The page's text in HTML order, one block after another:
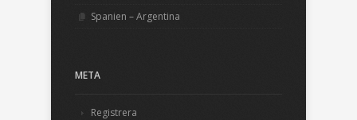
Spanien – Argentina
META
Registrera